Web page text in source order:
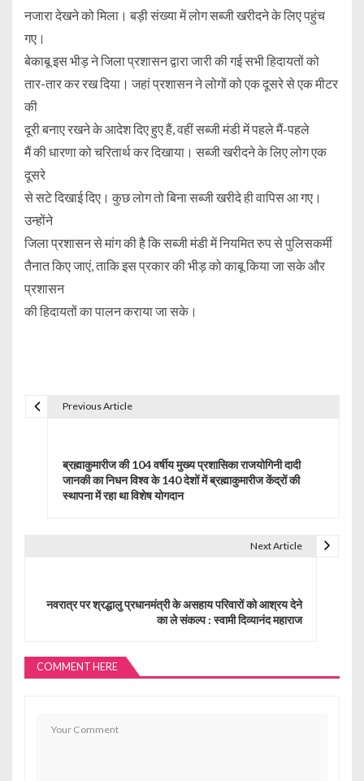
नजारा देखने को मिला। बड़ी संख्या में लोग सब्जी खरीदने के लिए पहुंच
गए।
बेकाबू इस भीड़ ने जिला प्रशासन द्वारा जारी की गई सभी हिदायतों को
तार-तार कर रख दिया। जहां प्रशासन ने लोगों को एक दूसरे से एक मीटर
की
दूरी बनाए रखने के आदेश दिए हुए हैं, वहीं सब्जी मंडी में पहले मैं-पहले
मैं की धारणा को चरितार्थ कर दिखाया। सब्जी खरीदने के लिए लोग एक
दूसरे
से सटे दिखाई दिए। कुछ लोग तो बिना सब्जी खरीदे ही वापिस आ गए।
उन्होंने
जिला प्रशासन से मांग की है कि सब्जी मंडी में नियमित रुप से पुलिसकर्मी
तैनात किए जाएं, ताकि इस प्रकार की भीड़ को काबू किया जा सके और
प्रशासन
की हिदायतों का पालन कराया जा सके।
g
a
Previous Article
ब्रह्माकुमारीज की 104 वर्षीय मुख्य प्रशासिका राजयोगिनी दादी
जानकी का निधन विश्व के 140 देशों में ब्रह्माकुमारीज केंद्रों की
स्थापना में रहा था विशेष योगदान
Next Article
नवरात्र पर श्रद्धालु प्रधानमंत्री के असहाय परिवारों को आश्रय देने
का ले संकल्प : स्वामी दिव्यानंद महाराज
COMMENT HERE